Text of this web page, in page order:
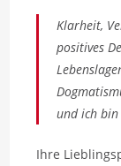
Klarheit,
positives
und ich
Ihre